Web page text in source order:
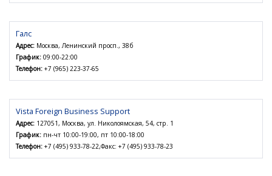
Галс
Адрес: Москва, Ленинский просп., 38б
График: 09:00-22:00
Телефон: +7 (965) 223-37-65
Vista Foreign Business Support
Адрес: 127051, Москва, ул. Николоямская, 54, стр. 1
График: пн-чт 10:00-19:00, пт 10:00-18:00
Телефон: +7 (495) 933-78-22,Факс: +7 (495) 933-78-23